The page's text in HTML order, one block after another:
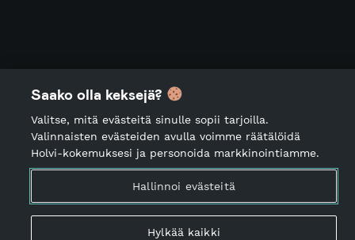
Saako olla keksejä?
Valitse, mitä evästeitä sinulle sopii tarjoilla.
Valinnaisten evästeiden avulla voimme räätälöidä
Holvi-kokemuksesi ja personoida markkinointiamme.
Hallinnoi evästeitä
Hylkää kaikki